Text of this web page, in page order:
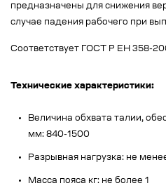
предназначены для снижения
случае падения рабочего при
Соответствует ГОСТ Р ЕН 358-
Технические характеристики:
Величина обхвата талии,
мм: 840-1500
Разрывная нагрузка: не
Масса пояса кг: не более 1